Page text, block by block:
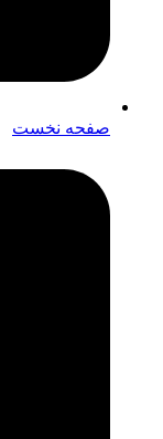
صفحه نخست